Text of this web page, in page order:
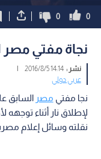
0
0
نجاة مفتي مصر
نشر :14:14 2016/8/5
|
عربي دولي
نجا مفتي مصر السابق
نقلته وسائل إعلام